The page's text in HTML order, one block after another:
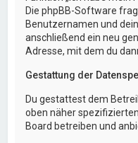
Die phpBB-Software
Benutzernamen und
anschließend ein neu
Adresse, mit dem du
Gestattung der
Du gestattest dem
oben näher
Board betreiben und